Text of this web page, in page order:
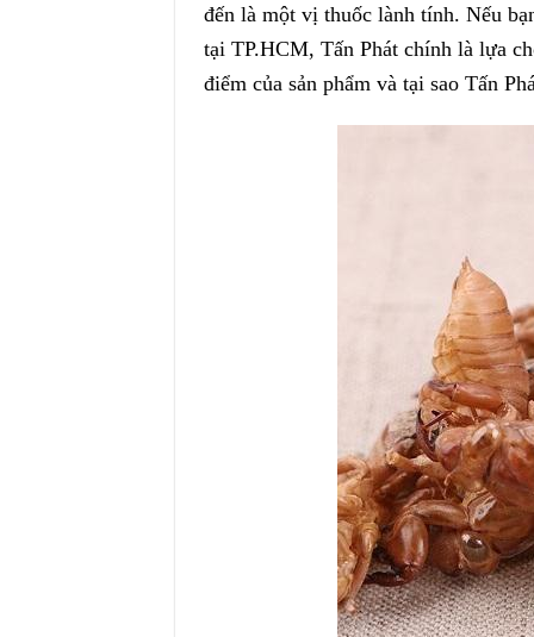
đến là một vị thuốc lành tính. Nếu
tại TP.HCM, Tấn Phát chính là lựa
điểm của sản phẩm và tại sao Tấn